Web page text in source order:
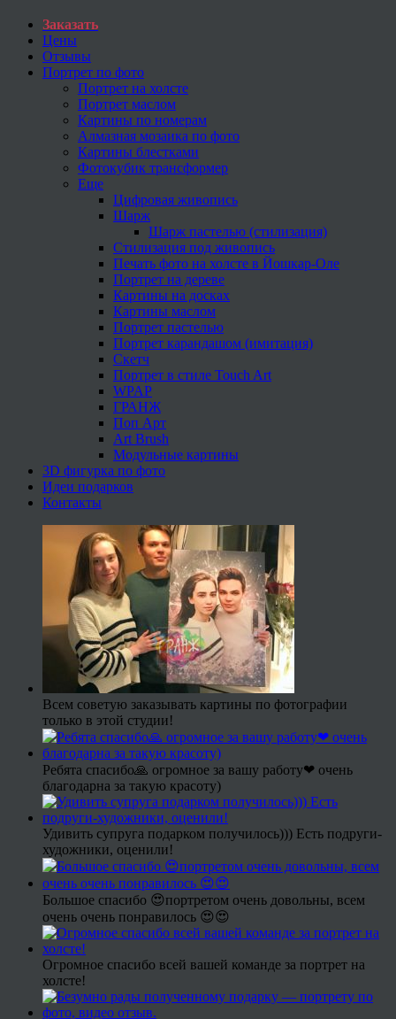
Заказать
Цены
Отзывы
Портрет по фото
Портрет на холсте
Портрет маслом
Картины по номерам
Алмазная мозаика по фото
Картины блестками
Фотокубик трансформер
Еще
Цифровая живопись
Шарж
Шарж пастелью (стилизация)
Стилизация под живопись
Печать фото на холсте в Йошкар-Оле
Портрет на дереве
Картины на досках
Картины маслом
Портрет пастелью
Портрет карандашом (имитация)
Скетч
Портрет в стиле Touch Art
WPAP
ГРАНЖ
Поп Арт
Art Brush
Модульные картины
3D фигурка по фото
Идеи подарков
Контакты
Всем советую заказывать картины по фотографии
только в этой студии!
Ребята спасибо🙏 огромное за вашу работу❤ очень
благодарна за такую красоту)
Удивить супруга подарком получилось))) Есть подруги-
художники, оценили!
Большое спасибо 😍портретом очень довольны, всем
очень очень понравилось 😍😍
Огромное спасибо всей вашей команде за портрет на
холсте!